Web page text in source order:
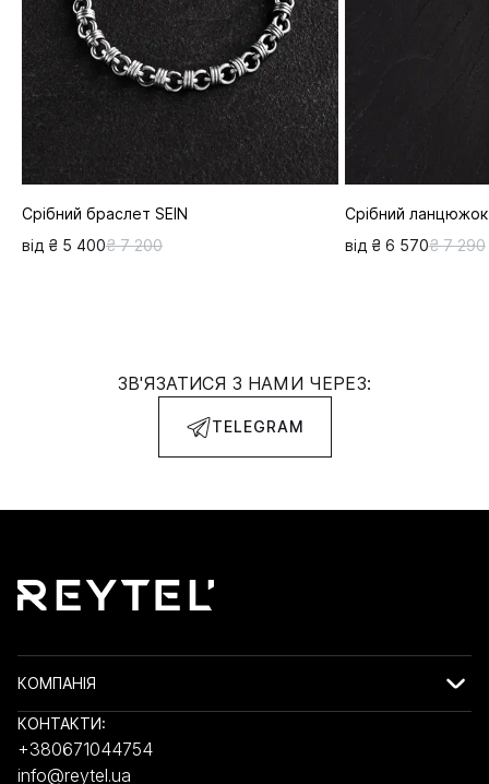
Срібний браслет SEIN
від ₴ 5 400₴ 7 200
Срібний ланцюжок
від ₴ 6 570₴ 7 290
ЗВ'ЯЗАТИСЯ З НАМИ ЧЕРЕЗ:
TELEGRAM
КОМПАНІЯ
КОНТАКТИ:
+380671044754
info@reytel.ua